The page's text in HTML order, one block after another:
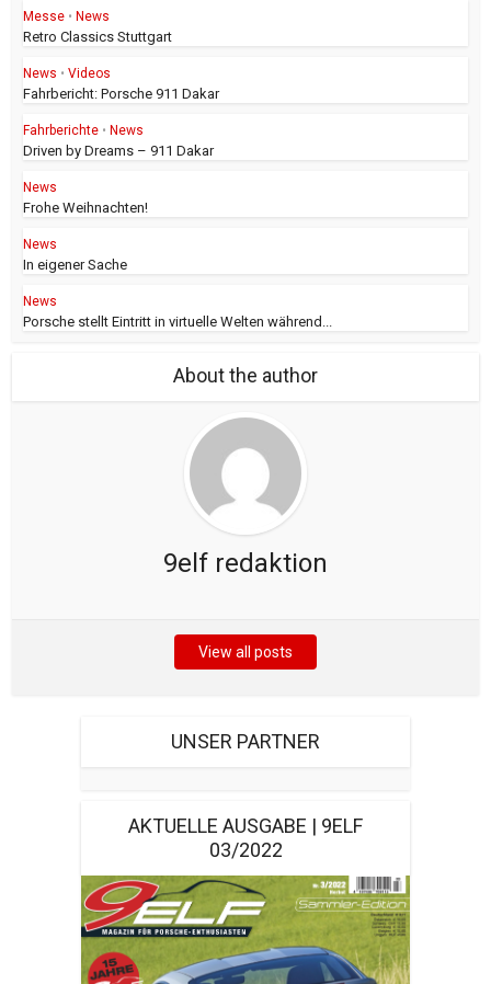
Messe • News
Retro Classics Stuttgart
News • Videos
Fahrbericht: Porsche 911 Dakar
Fahrberichte • News
Driven by Dreams – 911 Dakar
News
Frohe Weihnachten!
News
In eigener Sache
News
Porsche stellt Eintritt in virtuelle Welten während...
About the author
9elf redaktion
View all posts
UNSER PARTNER
AKTUELLE AUSGABE | 9ELF
03/2022